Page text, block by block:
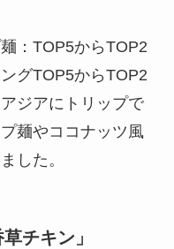
：TOP5からTOP2
グTOP5からTOP2
ジアにトリップで
麺やココナッツ風
した。
チキン」